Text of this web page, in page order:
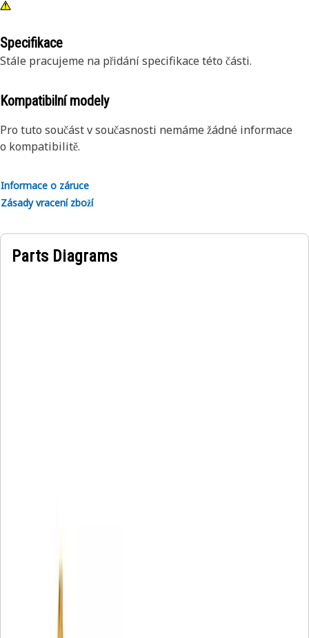
Specifikace
Stále pracujeme na přidání specifikace této části.
Kompatibilní modely
Pro tuto součást v současnosti nemáme žádné informace
o kompatibilitě.
Informace o záruce
Zásady vracení zboží
Parts Diagrams